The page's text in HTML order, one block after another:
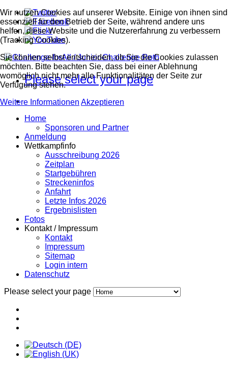
Please select your page
Home
Sponsoren und Partner
Anmeldung
Wettkampfinfo
Ausschreibung 2026
Zeitplan
Startgebühren
Streckeninfos
Anfahrt
Letzte Infos 2026
Ergebnislisten
Fotos
Kontakt / Impressum
Kontakt
Impressum
Sitemap
Login intern
Datenschutz
Please select your page
Wir nutzen Cookies auf unserer Website. Einige von ihnen sind
essenziell für den Betrieb der Seite, während andere uns
helfen, diese Website und die Nutzererfahrung zu verbessern
(Tracking Cookies).
Sie können selbst entscheiden, ob Sie die Cookies zulassen
möchten. Bitte beachten Sie, dass bei einer Ablehnung
womöglich nicht mehr alle Funktionalitäten der Seite zur
Verfügung stehen.
Weitere Informationen Akzeptieren